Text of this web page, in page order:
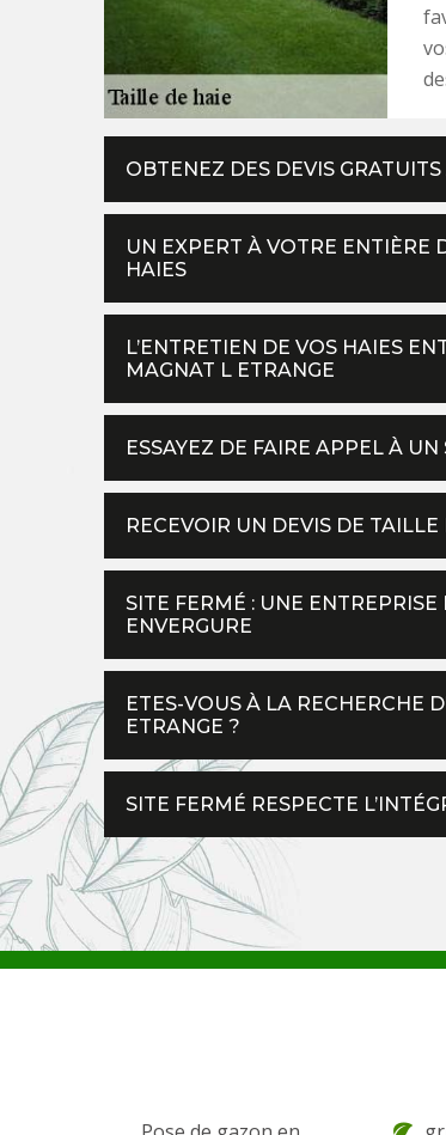
OBTENEZ DES DEVIS
UN EXPERT À VOTRE ENTIÈRE
HAIES
L’ENTRETIEN DE VOS HAIES
MAGNAT L ETRANGE
ESSAYEZ DE FAIRE APPEL À
RECEVOIR UN DEVIS DE
SITE FERMÉ : UNE
ENVERGURE
ETES-VOUS À LA RECHERCHE
ETRANGE ?
SITE FERMÉ RESPECTE